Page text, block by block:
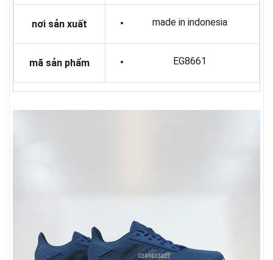
nơi sản xuất made in indonesia
mã sản phẩm EG8661